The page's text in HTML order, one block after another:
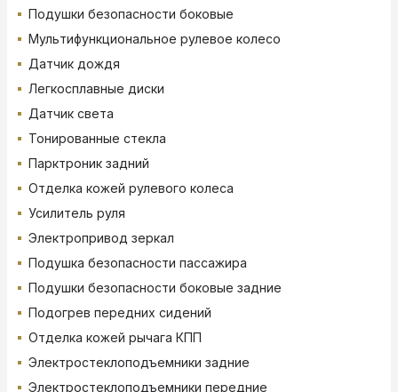
Подушки безопасности боковые
Мультифункциональное рулевое колесо
Датчик дождя
Легкосплавные диски
Датчик света
Тонированные стекла
Парктроник задний
Отделка кожей рулевого колеса
Усилитель руля
Электропривод зеркал
Подушка безопасности пассажира
Подушки безопасности боковые задние
Подогрев передних сидений
Отделка кожей рычага КПП
Электростеклоподъемники задние
Электростеклоподъемники передние